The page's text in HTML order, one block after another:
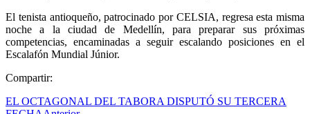
El tenista antioqueño, patrocinado por CELSIA, regresa esta misma
noche a la ciudad de Medellín, para preparar sus próximas
competencias, encaminadas a seguir escalando posiciones en el
Escalafón Mundial Júnior.
Compartir:
EL OCTAGONAL DEL TABORA DISPUTÓ SU TERCERA